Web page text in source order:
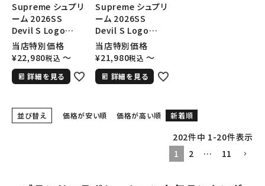
Supreme シュプリ
ーム 2026SS
Devil S Logo
New Era Cap デビ
ル Sロゴ ニューエ
ラキャップ レッド
当店特別価格
¥22,980税込 〜
詳細を見る
Supreme シュプリ
ーム 2026SS
Devil S Logo
New Era Cap デビ
ル Sロゴ ニューエ
ラキャップ ライトブ
ルー
当店特別価格
¥21,980税込 〜
詳細を見る
並び替え 価格が安い順 価格が高い順 新着順
202件中 1-20件表示
1
2 … 11